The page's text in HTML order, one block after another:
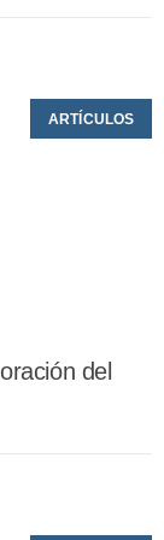
ARTÍCULOS
del